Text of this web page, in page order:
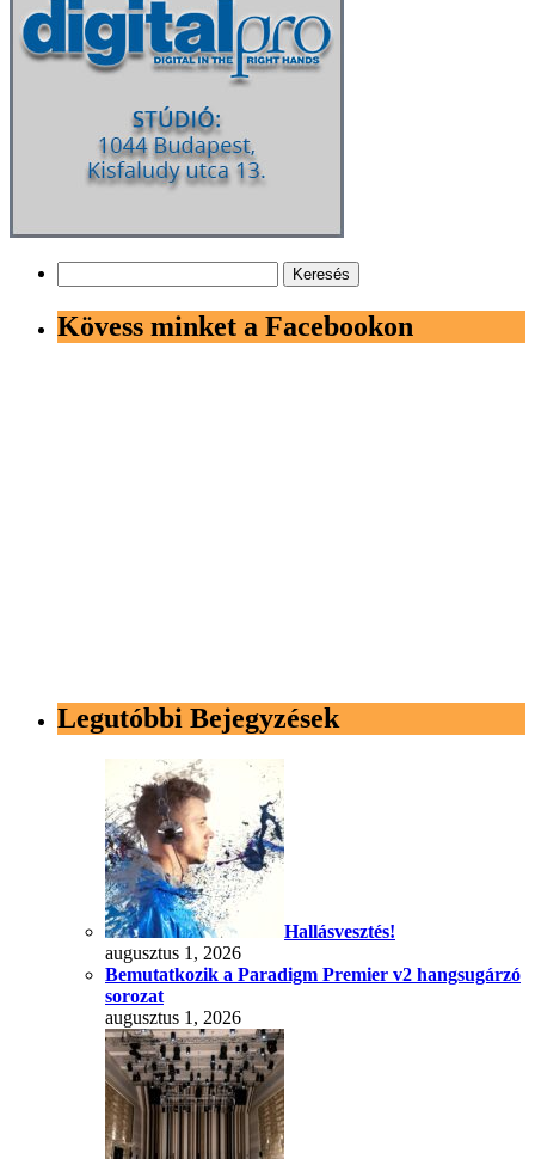
Kövess minket a Facebookon
Legutóbbi Bejegyzések
Hallásvesztés!
augusztus 1, 2026
Bemutatkozik a Paradigm Premier v2 hangsugárzó
sorozat
augusztus 1, 2026